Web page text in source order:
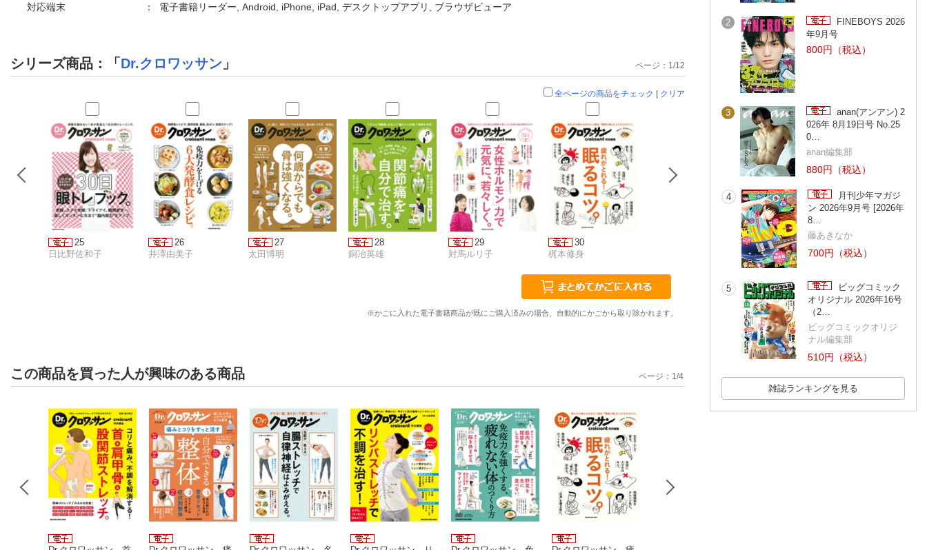
対応端末
： 電子書籍リーダー, Android, iPhone, iPad, デスクトップアプリ, ブラウザビューア
シリーズ商品：「Dr.クロワッサン 」 ページ：1/12
全ページの商品をチェック | クリア
25
日比野佐和子
26
井澤由美子
27
太田博明
28
銅冶英雄
29
対馬ルリ子
30
梶本修身
32
根来秀行
小林弘幸
※かごに入れた電子書籍商品が既にご購入済みの場合、自動的にかごから取り除かれます。
この商品を買った人が興味のある商品 ページ： 1 /4
2
FINEBOYS 2026
年9月号
800円（税込）
3
anan(アンアン) 2
026年 8月19日号 No.25
0…
anan編集部
880円（税込）
4
月刊少年マガジ
ン 2026年9月号 [2026年
8…
藤あきなか
700円（税込）
5
ビッグコミック
オリジナル 2026年16号
（2…
ビッグコミックオリジ
ナル編集部
510円（税込）
雑誌ランキングを見る